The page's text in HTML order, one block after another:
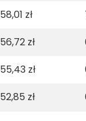
58,01 zł
56,72 zł
55,43 zł
52,85 zł